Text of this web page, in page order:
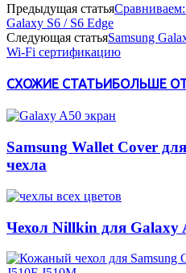
Предыдущая статья
Galaxy S6 / S6 Edge
Следующая статьяSamsung
Wi-Fi сертификацию
СХОЖИЕ СТАТЬИБОЛЬШЕ
Samsung Wallet Cover
чехла
Чехол Nillkin для Galaxy